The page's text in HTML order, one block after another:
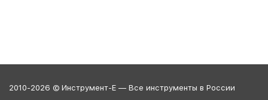
2010-2026 © Инструмент-Е — Все инструменты в России